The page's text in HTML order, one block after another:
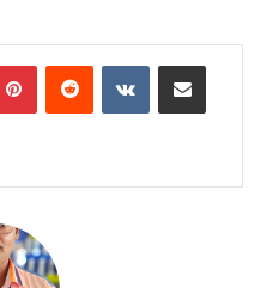
VKontakte